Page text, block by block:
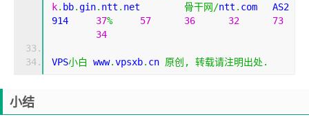
k. bb.gin. ntt . 骨干网/ntt . com	AS2
37% 57 36 32
73
34
VPS小白 www.vpsxb. cn 原创, 转载请注明出处.
小结